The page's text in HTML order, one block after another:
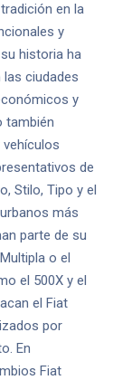
en la
y
historia ha
ciudades
y
también
vehículos
de
Stilo, Tipo y el
más
parte de su
o el
el 500X y el
el Fiat
por
En
Fiat